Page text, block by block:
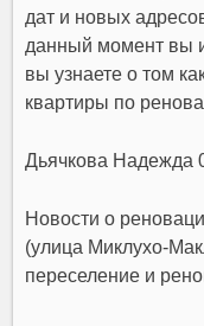
дат и новых
данный момент вы
вы узнаете о том
квартиры по
Дьячкова Надежда
Новости о
(улица Миклухо-
переселение и